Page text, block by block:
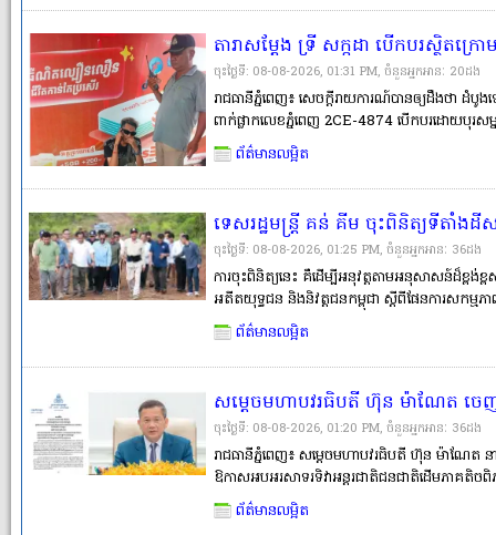
តារាសម្ដែង ទ្រី សក្កដា បើកបរស្ថិតក្
ស្លាប់ និងម្ដាយរងរបួសធ្ងន់ នៅខណ្ឌស
ចុះថ្ងៃទី: 08-08-2026, 01:31 PM, ចំនួនអ្នកអានៈ​ 20ដង
រាជធានីភ្នំពេញ៖ សេចក្ដីរាយការណ៍បានឲ្យដឹងថា ដំ
ពាក់ផ្លាកលេខភ្នំពេញ 2CE-4874 បើកបរដោយបុរសម្ន
សក្កដា។ ពេលកំពុងបើកបរនោះ ស្រាប់តែរថយន្ដខា
កំពុងកាន់ចង្កូត។ បុរសម្នាក់ត្រូវបាន
ព័ត៌មានលម្អិត
ទេសរដ្ឋមន្រ្តី គន់ គីម ចុះពិនិត្យទីតាំង
អតីតយុទ្ធជន និងនិវត្តជននៅខេត្តស្ទឹងត្
ចុះថ្ងៃទី: 08-08-2026, 01:25 PM, ចំនួនអ្នកអានៈ​ 36ដង
ការចុះពិនិត្យនេះ គឺដើម្បីអនុវត្តតាមអនុសាសន៍ដ៏ខ្ព
អតីតយុទ្ធជន និងនិវត្តជនកម្ពុជា ស្តីពីផែនការសកម្
លោក គន់ គីម បានបញ្ជាក់ថា គណៈកម្មាធិការកណ្តា
ពិនិត្យទីតាំងដីសម្បទ�
ព័ត៌មានលម្អិត
សម្តេចមហាបវរធិបតី ហ៊ុន ម៉ាណែត ចេ
អន្តរជាតិជនជាតិដើមភាគតិចពិភពល
ក្រោមប្រធានបទ «ការលើក តម្កើងតួនា
ការពារជីវិត និងលើកកម្ពស់សុខុមាលភា
ចុះថ្ងៃទី: 08-08-2026, 01:20 PM, ចំនួនអ្នកអានៈ​ 36ដង
រាជធានីភ្នំពេញ៖ សម្តេចមហាបវរធិបតី ហ៊ុន ម៉ាណែត ន
ឱកាសអបអរសាទរទិវាអន្តរជាតិជនជាតិដើមភាគ
ក្រោមប្រធានបទ «ការលើក តម្កើងតួនាទីឆ្មប ជាជនជ
សុខុមាលភាព»។
ព័ត៌មានលម្អិត